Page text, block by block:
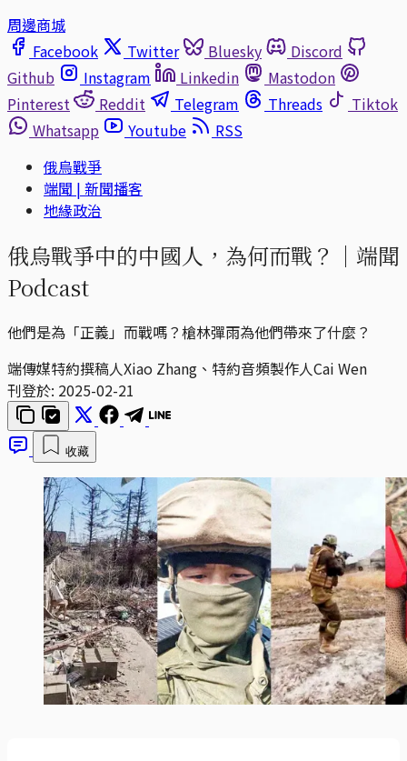
周邊商城
Facebook
Twitter Bluesky
Discord
Github
Instagram Linkedin
Mastodon
Pinterest
Reddit Telegram Threads
Tiktok
Whatsapp
Youtube
RSS
俄烏戰爭
端聞 | 新聞播客
地緣政治
俄烏戰爭中的中國人，為何而戰？｜端聞
Podcast
他們是為「正義」而戰嗎？槍林彈雨為他們帶來了什麼？
端傳媒特約撰稿人Xiao Zhang、特約音頻製作人Cai Wen
刊登於: 2025-02-21
收藏